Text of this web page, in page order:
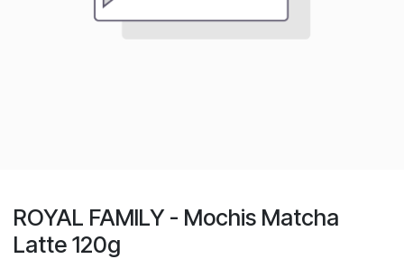
ROYAL FAMILY - Mochis Matcha
Latte 120g